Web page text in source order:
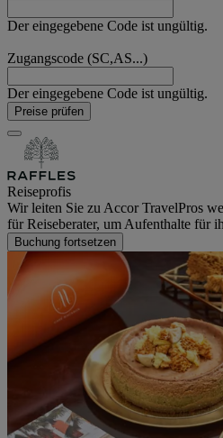
Der eingegebene Code ist ungültig.
Zugangscode (SC,AS...)
Der eingegebene Code ist ungültig.
Preise prüfen
Reiseprofis
Wir leiten Sie zu Accor TravelPros
für Reiseberater, um Aufenthalte für
Buchung fortsetzen